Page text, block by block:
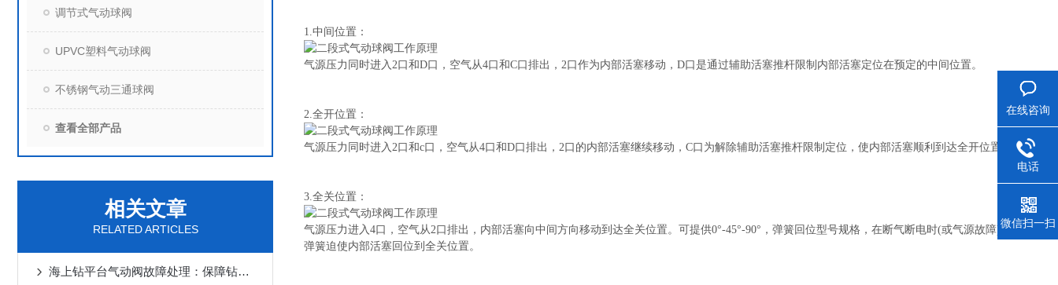
调节式气动球阀
UPVC塑料气动球阀
不锈钢气动三通球阀
查看全部产品
相关文章
RELATED ARTICLES
海上钻平台气动阀故障处理：保障钻探作业顺利进行
1.中间位置：
气源压力同时进入2口和D口，空气从4口和C口排出，2口作为内部活塞移动，D口是通过辅助活塞推杆限制内部活塞定位在预定的中间位置。
2.全开位置：
气源压力同时进入2口和c口，空气从4口和D口排出，2口的内部活塞继续移动，C口为解除辅助活塞推杆限制定位，使内部活塞顺利到达全开位置。
3.全关位置：
气源压力进入4口，空气从2口排出，内部活塞向中间方向移动到达全关位置。可提供0°-45°-90°，弹簧回位型号规格，在断气断电时(或气源故障)，通过
弹簧迫使内部活塞回位到全关位置。
在线咨询
电话
微信扫一扫